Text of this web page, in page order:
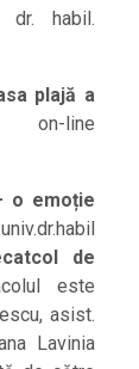
habil.
plajă a
on-line
o emoție
de
este
asist.
Lavinia